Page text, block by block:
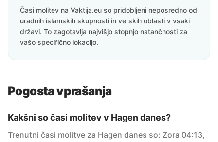
Časi molitev na Vaktija.eu so pridobljeni neposredno od
uradnih islamskih skupnosti in verskih oblasti v vsaki
državi. To zagotavlja najvišjo stopnjo natančnosti za
vašo specifično lokacijo.
Pogosta vprašanja
Kakšni so časi molitev v Hagen danes?
Trenutni časi molitve za Hagen danes so: Zora 04:13,